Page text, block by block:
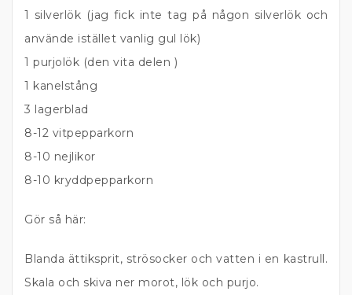
1 silverlök (jag fick inte tag på någon silverlök och
använde istället vanlig gul lök)
1 purjolök (den vita delen )
1 kanelstång
3 lagerblad
8-12 vitpepparkorn
8-10 nejlikor
8-10 kryddpepparkorn
Gör så här:
Blanda ättiksprit, strösocker och vatten i en kastrull.
Skala och skiva ner morot, lök och purjo.